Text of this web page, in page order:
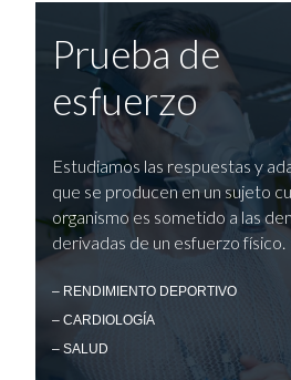
Prueba de
esfuerzo
Estudiamos las respuestas y
que se producen en un sujeto
organismo es sometido a las
derivadas de un esfuerzo físico.
– RENDIMIENTO DEPORTIVO
– CARDIOLOGÍA
– SALUD